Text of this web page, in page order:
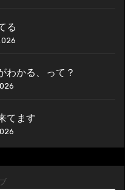
る
わかる、って？
てます